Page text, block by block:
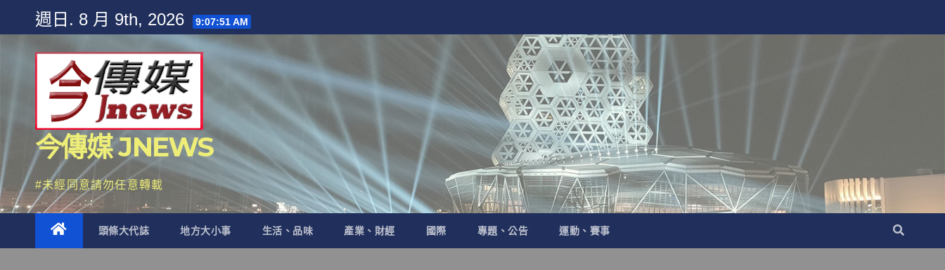
content
週日. 8 月 9th, 2026 9:07:53 AM
今傳媒 JNEWS
#未經同意請勿任意轉載
頭條大代誌 地方大小事 生活、品味 產業、財經 國際 專題、公告 運動、賽事